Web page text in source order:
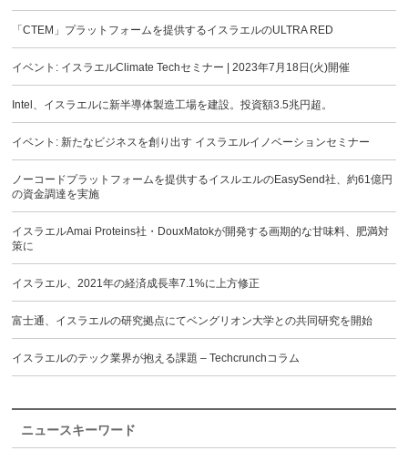
「CTEM」プラットフォームを提供するイスラエルのULTRA RED
イベント: イスラエルClimate Techセミナー | 2023年7月18日(火)開催
Intel、イスラエルに新半導体製造工場を建設。投資額3.5兆円超。
イベント: 新たなビジネスを創り出す イスラエルイノベーションセミナー
ノーコードプラットフォームを提供するイスルエルのEasySend社、約61億円
の資金調達を実施
イスラエルAmai Proteins社・DouxMatokが開発する画期的な甘味料、肥満対
策に
イスラエル、2021年の経済成長率7.1%に上方修正
富士通、イスラエルの研究拠点にてベングリオン大学との共同研究を開始
イスラエルのテック業界が抱える課題 – Techcrunchコラム
ニュースキーワード